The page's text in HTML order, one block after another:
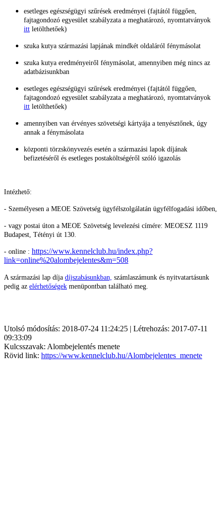
esetleges egészségügyi szűrések eredményei (fajtától függően,
fajtagondozó egyesület szabályzata a meghatározó, nyomtatványok
itt letölthetőek)
szuka kutya származási lapjának mindkét oldaláról fénymásolat
szuka kutya eredményeiről fénymásolat, amennyiben még nincs az
adatbázisunkban
esetleges egészségügyi szűrések eredményei (fajtától függően,
fajtagondozó egyesület szabályzata a meghatározó, nyomtatványok
itt letölthetőek)
amennyiben van érvényes szövetségi kártyája a tenyésztőnek, úgy
annak a fénymásolata
központi törzskönyvezés esetén a származási lapok díjának
befizetéséről és esetleges postaköltségéről szóló igazolás
Intézhető:
- Személyesen a MEOE Szövetség ügyfélszolgálatán ügyfélfogadási időben,
- vagy postai úton a MEOE Szövetség levelezési címére: MEOESZ 1119
Budapest, Tétényi út 130.
- online : https://www.kennelclub.hu/index.php?
link=online%20alombejelentes&m=508
A származási lap díja díjszabásunkban, számlaszámunk és nyitvatartásunk
pedig az elérhetőségek menüpontban található meg.
Utolsó módosítás: 2018-07-24 11:24:25 | Létrehozás: 2017-07-11
09:33:09
Kulcsszavak: Alombejelentés menete
Rövid link: https://www.kennelclub.hu/Alombejelentes_menete